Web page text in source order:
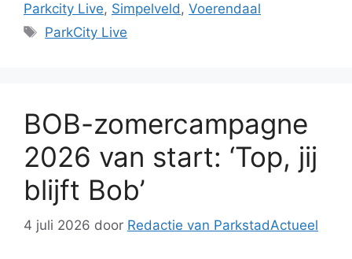
Parkcity Live, Simpelveld, Voerendaal
Tags
ParkCity Live
BOB-zomercampagne
2026 van start: ‘Top, jij
blijft Bob’
4 juli 2026 door Redactie van ParkstadActueel